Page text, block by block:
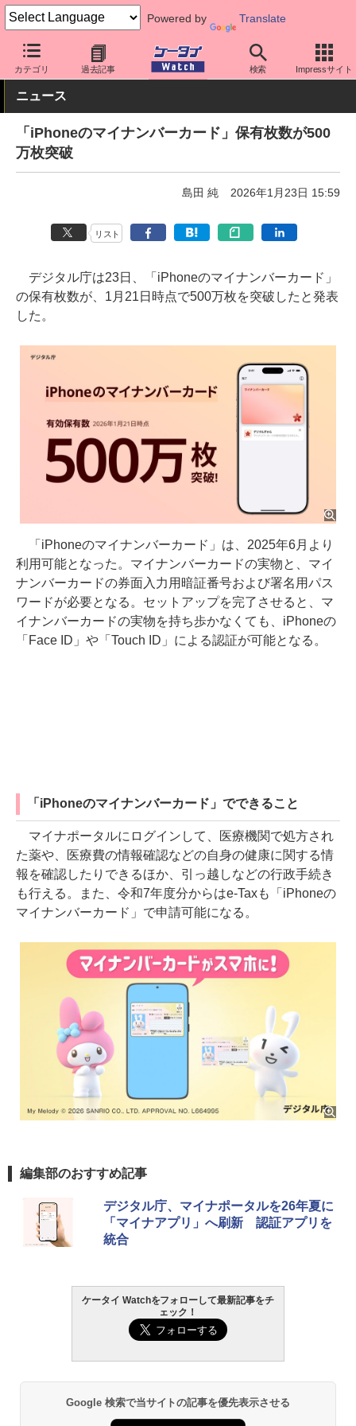
Powered by Translate
カテゴリ 過去記事 検索 Impressサイト
ケータイ Watch 業界動向 政策
ニュース
「iPhoneのマイナンバーカード」保有枚数が500
万枚突破
島田 純 2026年1月23日 15:59
リスト
デジタル庁は23日、「iPhoneのマイナンバーカード」
の保有枚数が、1月21日時点で500万枚を突破したと発表
した。
「iPhoneのマイナンバーカード」は、2025年6月より
利用可能となった。マイナンバーカードの実物と、マイ
ナンバーカードの券面入力用暗証番号および署名用パス
ワードが必要となる。セットアップを完了させると、マ
イナンバーカードの実物を持ち歩かなくても、iPhoneの
「Face ID」や「Touch ID」による認証が可能となる。
「iPhoneのマイナンバーカード」でできること
マイナポータルにログインして、医療機関で処方され
た薬や、医療費の情報確認などの自身の健康に関する情
報を確認したりできるほか、引っ越しなどの行政手続き
も行える。また、令和7年度分からはe-Taxも「iPhoneの
マイナンバーカード」で申請可能になる。
編集部のおすすめ記事
デジタル庁、マイナポータルを26年夏に
「マイナアプリ」へ刷新 認証アプリを
統合
ケータイ Watchをフォローして最新記事をチ
ェック！
Google 検索で当サイトの記事を優先表示させる